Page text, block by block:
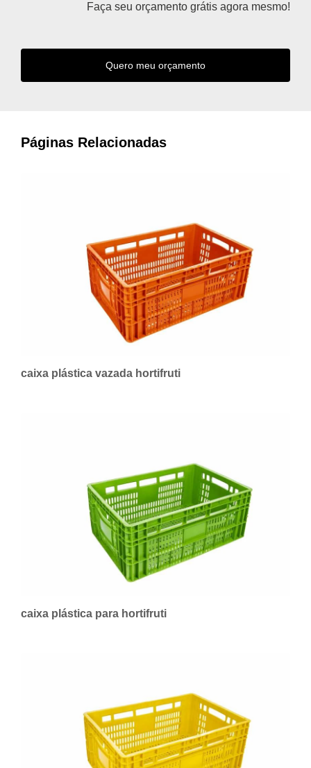
Faça seu orçamento grátis agora mesmo!
Quero meu orçamento
Páginas Relacionadas
caixa plástica vazada hortifruti
caixa plástica para hortifruti